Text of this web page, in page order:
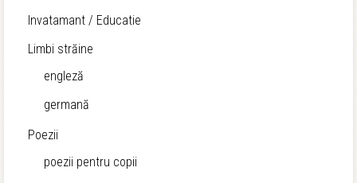
Invatamant / Educatie
Limbi străine
engleză
germană
Poezii
poezii pentru copii